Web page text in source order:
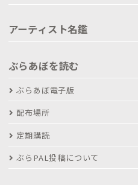
アーティスト名鑑
ぶらあぼを読む
ぶらあぼ電子版
配布場所
定期購読
ぶらPAL投稿について